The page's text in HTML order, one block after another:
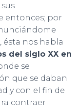
entonces; por
ésta nos habla
del siglo XX en
se
que se daban
y con el fin de
contraer